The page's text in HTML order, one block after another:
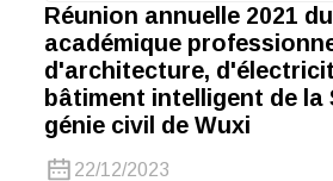
Réunion annuelle 2021
académique
d'architecture,
bâtiment intelligent de la
génie civil de Wuxi
22/12/2023